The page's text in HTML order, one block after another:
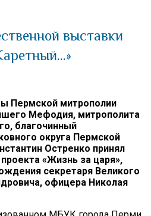
выставки
Пермской митрополии
Мефодия, митрополита
благочинный
округа Пермской
Остренко принял
«Жизнь за царя»,
секретаря Великого
офицера Николая